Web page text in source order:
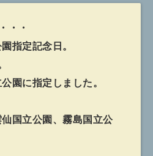
・・
指定記念日。
園に指定しました。
国立公園、霧島国立公